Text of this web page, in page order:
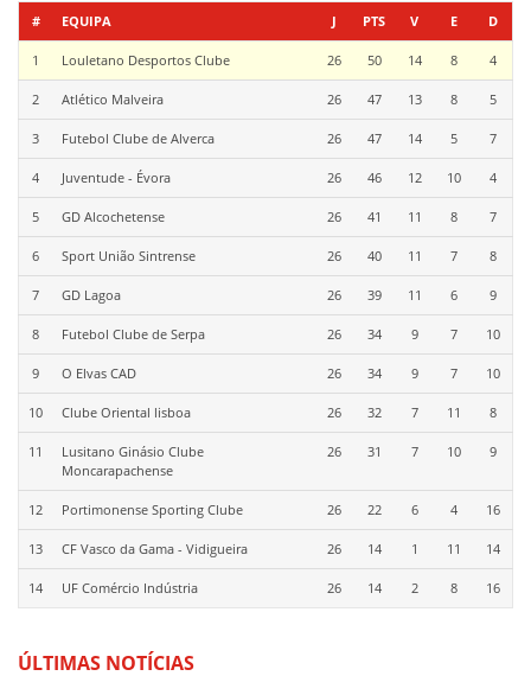
# EQUIPA J PTS V E D
1 Louletano Desportos Clube 26 50 14 8 4
2 Atlético Malveira 26 47 13 8 5
3 Futebol Clube de Alverca 26 47 14 5 7
4 Juventude - Évora 26 46 12 10 4
5 GD Alcochetense 26 41 11 8 7
6 Sport União Sintrense 26 40 11 7 8
7 GD Lagoa 26 39 11 6 9
8 Futebol Clube de Serpa 26 34 9 7 10
9 O Elvas CAD 26 34 9 7 10
10 Clube Oriental lisboa 26 32 7 11 8
11
Lusitano Ginásio Clube
Moncarapachense
26 31 7 10 9
12 Portimonense Sporting Clube 26 22 6 4 16
13 CF Vasco da Gama - Vidigueira 26 14 1 11 14
14 UF Comércio Indústria 26 14 2 8 16
ÚLTIMAS NOTÍCIAS